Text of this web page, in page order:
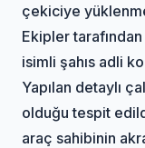
çekiciye
Ekipler tarafından
isimli şahıs adli
Yapılan detaylı
olduğu tespit
araç sahibinin